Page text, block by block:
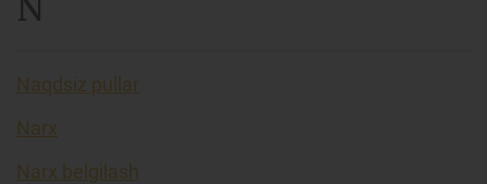
N
Naqdsiz pullar
Narx
Narx belgilash